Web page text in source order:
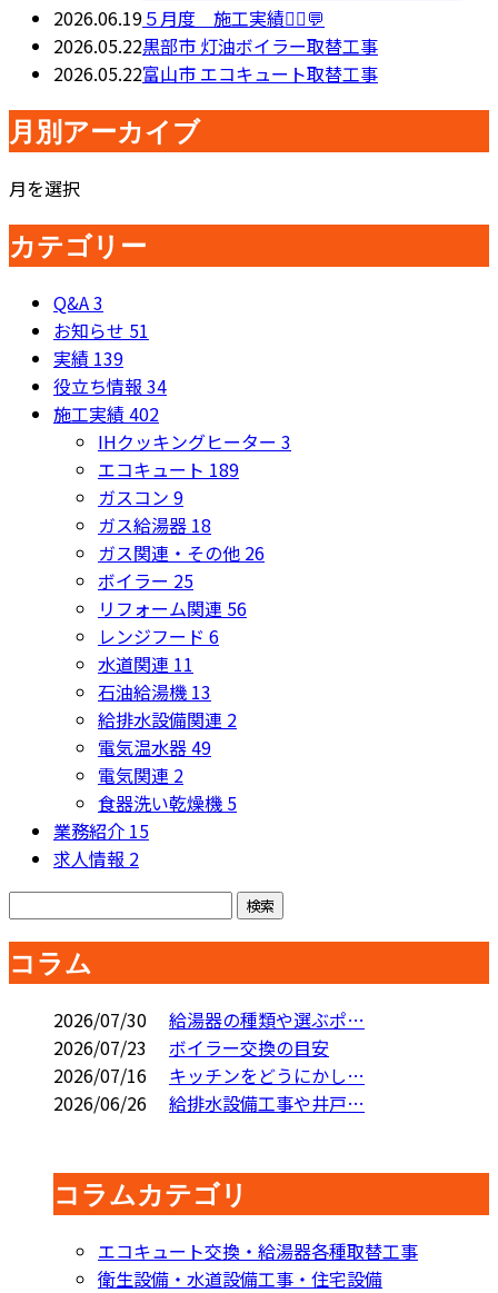
2026.06.19５月度 施工実績👷‍♂️💬
2026.05.22黒部市 灯油ボイラー取替工事
2026.05.22富山市 エコキュート取替工事
月別アーカイブ
月を選択
カテゴリー
Q&A3
お知らせ 51
実績 139
役立ち情報 34
施工実績402
IHクッキングヒーター 3
エコキュート 189
ガスコン 9
ガス給湯器 18
ガス関連・その他 26
ボイラー 25
リフォーム関連 56
レンジフード 6
水道関連 11
石油給湯機 13
給排水設備関連 2
電気温水器49
電気関連 2
食器洗い乾燥機 5
業務紹介 15
求人情報 2
コラム
2026/07/30
給湯器の種類や選ぶポ…
2026/07/23
ボイラー交換の目安
2026/07/16
キッチンをどうにかし…
2026/06/26
給排水設備工事や井戸…
コラムカテゴリ
エコキュート交換・給湯器各種取替工事
衛生設備・水道設備工事・住宅設備